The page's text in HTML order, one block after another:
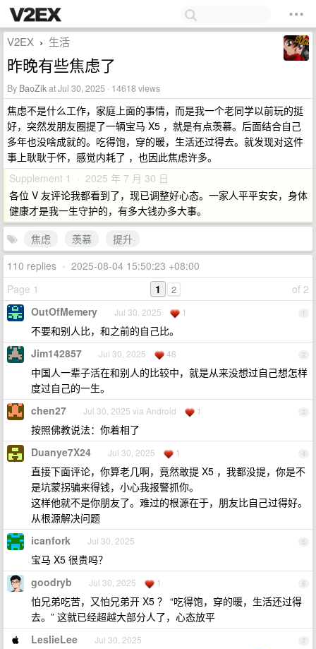
V2EX › 生活
昨晚有些焦虑了
By BaoZikat Jul 30, 2025 · 14618 views
焦虑不是什么工作，家庭上面的事情，而是我一个老同学以前玩的挺
好，突然发朋友圈提了一辆宝马 X5 ，就是有点羡慕。后面结合自己
多年也没啥成就的。吃得饱，穿的暖，生活还过得去。就发现对这件
事上耿耿于怀，感觉内耗了 ，也因此焦虑许多。
Supplement 1 · 2025 年 7 月 30 日
各位 V 友评论我都看到了，现已调整好心态。一家人平平安安，身体
健康才是我一生守护的，有多大钱办多大事。
焦虑
羡慕
提升
110 replies • 2025-08-04 15:50:23 +08:00
Page 1
of 2
1 2
1
OutOfMemery Jul 30, 2025 1
不要和别人比，和之前的自己比。
2
Jim142857 Jul 30, 2025 48
中国人一辈子活在和别人的比较中，就是从来没想过自己想怎样
度过自己的一生。
3
chen27 Jul 30, 2025 via Android 1
按照佛教说法：你着相了
4
Duanye7X24 Jul 30, 2025 1
直接下面评论，你算老几啊，竟然敢提 X5 ，我都没提，你是不
是坑蒙拐骗来得钱，小心我报警抓你。
这样他就不是你朋友了。难过的根源在于，朋友比自己过得好。
从根源解决问题
5
icanfork Jul 30, 2025
宝马 X5 很贵吗？
6
goodryb Jul 30, 2025 1
怕兄弟吃苦，又怕兄弟开 X5 ？ “吃得饱，穿的暖，生活还过得
去。” 这就已经超越大部分人了，心态放平
7
LeslieLee Jul 30, 2025